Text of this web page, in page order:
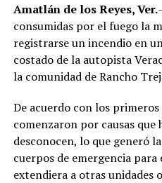
La sentencia representa
derivados de aquel
responsabilidad penal de
relacionados con la posesión
públicos.
Amatlán de los Reyes, Ver.
consumidas por el fuego la
registrarse un incendio en
costado de la autopista
la comunidad de Rancho
De acuerdo con los
comenzaron por causas que
desconocen, lo que generó
cuerpos de emergencia
extendiera a otras unidades